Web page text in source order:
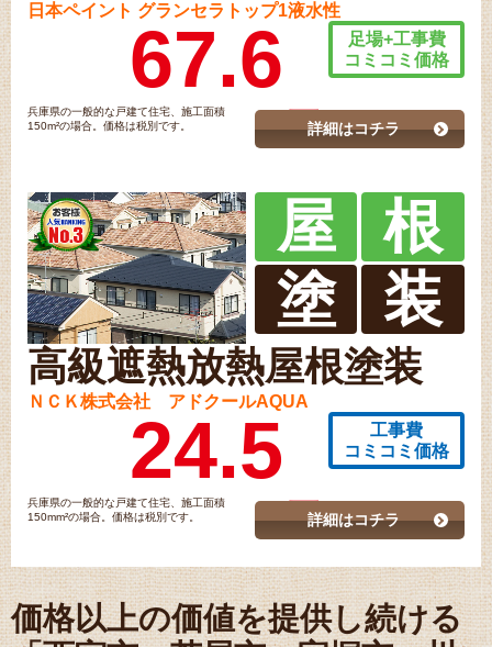
日本ペイント グランセラトップ1液水性
足場+工事費
コミコミ価格
67.6
兵庫県の一般的な戸建て住宅、施工面積
150m²の場合。価格は税別です。
詳細はコチラ
屋
根
塗
装
高級遮熱放熱屋根塗装
ＮＣＫ株式会社 アドクールAQUA
工事費
コミコミ価格
24.5
兵庫県の一般的な戸建て住宅、施工面積
150mm²の場合。価格は税別です。
詳細はコチラ
価格以上の価値を提供し続ける